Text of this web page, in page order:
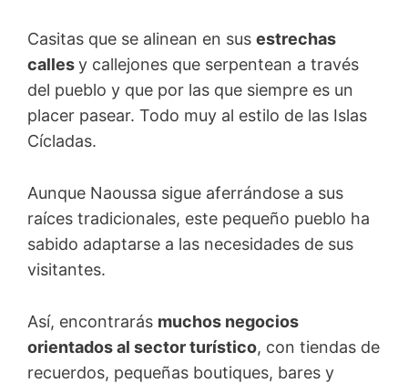
Casitas que se alinean en sus estrechas
callesy callejones que serpentean a través
del pueblo y que por las que siempre es un
placer pasear. Todo muy al estilo de las Islas
Cícladas.
Aunque Naoussa sigue aferrándose a sus
raíces tradicionales, este pequeño pueblo ha
sabido adaptarse a las necesidades de sus
visitantes.
Así, encontrarás muchos negocios
orientados al sector turístico, con tiendas de
recuerdos, pequeñas boutiques, bares y